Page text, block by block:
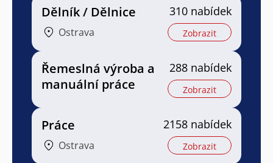
Dělník / Dělnice
Ostrava
310 nabídek
Zobrazit
Řemeslná výroba a
manuální práce
288 nabídek
Zobrazit
Práce
Ostrava
2158 nabídek
Zobrazit